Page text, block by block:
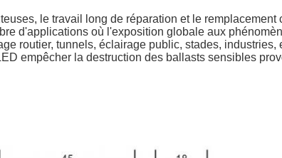
le travail long de réparation et le
d'applications où l'exposition globale aux
routier, tunnels, éclairage public, stades, industries,
empêcher la destruction des ballasts sensibles